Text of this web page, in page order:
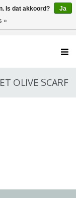
OLIVE SCARF
Is dat akkoord?
Ja
»